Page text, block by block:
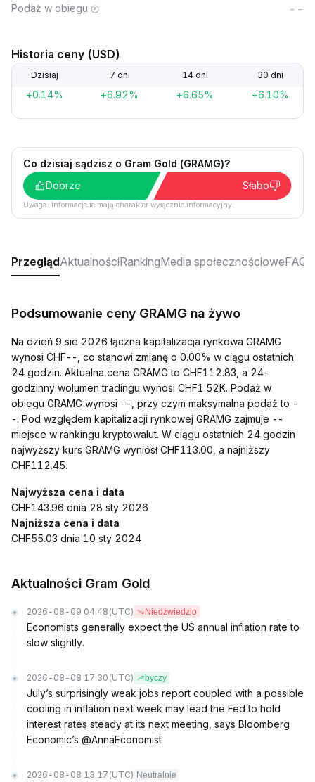
Podaż w obiegu --
Historia ceny (USD)
Dzisiaj 7 dni 14 dni 30 dni
+0.14% +6.92% +6.65% +6.10%
Co dzisiaj sądzisz o Gram Gold (GRAMG)?
Dobrze
Słabo
Uwaga: Informacje te mają charakter wyłącznie informacyjny.
PrzeglądAktualnościRankingMedia społecznościoweFAQ
Podsumowanie ceny GRAMG na żywo
Na dzień 9 sie 2026 łączna kapitalizacja rynkowa GRAMG
wynosi CHF--, co stanowi zmianę o 0.00% w ciągu ostatnich
24 godzin. Aktualna cena GRAMG to CHF112.83, a 24-
godzinny wolumen tradingu wynosi CHF1.52K. Podaż w
obiegu GRAMG wynosi --, przy czym maksymalna podaż to -
-. Pod względem kapitalizacji rynkowej GRAMG zajmuje --
miejsce w rankingu kryptowalut. W ciągu ostatnich 24 godzin
najwyższy kurs GRAMG wyniósł CHF113.00, a najniższy
CHF112.45.
Najwyższa cena i data
CHF143.96 dnia 28 sty 2026
Najniższa cena i data
CHF55.03 dnia 10 sty 2024
Aktualności Gram Gold
2026-08-09 04:48 (UTC) Niedźwiedzio
Economists generally expect the US annual inflation rate to
slow slightly.
2026-08-08 17:30 (UTC) byczy
July’s surprisingly weak jobs report coupled with a possible
cooling in inflation next week may lead the Fed to hold
interest rates steady at its next meeting, says Bloomberg
Economic’s @AnnaEconomist
2026-08-08 13:17 (UTC) Neutralnie